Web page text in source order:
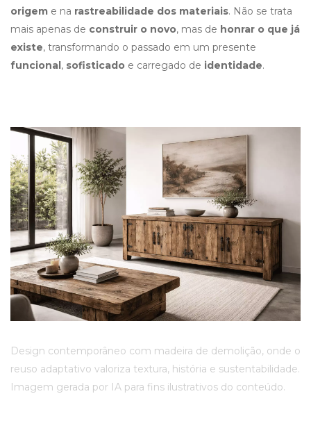
origem e na rastreabilidade dos materiais. Não se trata
mais apenas de construir o novo, mas de honrar o que já
existe, transformando o passado em um presente
funcional, sofisticado e carregado de identidade.
Design contemporâneo com madeira de demolição, onde o
reuso adaptativo valoriza textura, história e sustentabilidade.
Imagem gerada por IA para fins ilustrativos do conteúdo.